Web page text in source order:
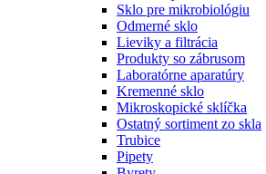
Sklo pre mikrobiológiu
Odmerné sklo
Lieviky a filtrácia
Produkty so zábrusom
Laboratórne aparatúry
Kremenné sklo
Mikroskopické sklíčka
Ostatný sortiment zo skla
Trubice
Pipety